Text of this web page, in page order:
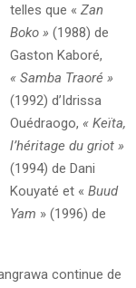
telles que « Zan
Boko » (1988) de
Gaston Kaboré,
« Samba Traoré »
(1992) d’Idrissa
Ouédraogo, « Keïta,
l’héritage du griot »
(1994) de Dani
Kouyaté et « Buud
Yam » (1996) de
continue de